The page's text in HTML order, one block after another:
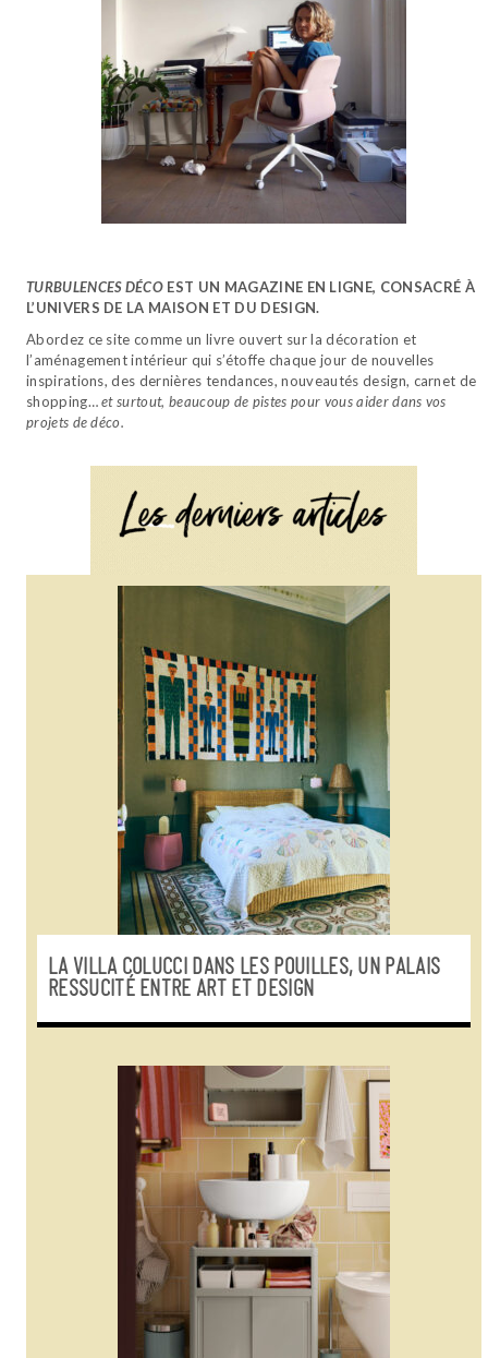
TURBULENCES DÉCO EST UN MAGAZINE EN LIGNE, CONSACRÉ À
L’UNIVERS DE LA MAISON ET DU DESIGN.
Abordez ce site comme un livre ouvert sur la décoration et
l’aménagement intérieur qui s’étoffe chaque jour de nouvelles
inspirations, des dernières tendances, nouveautés design, carnet de
shopping…et surtout, beaucoup de pistes pour vous aider dans vos
projets de déco.
LA VILLA COLUCCI DANS LES POUILLES, UN PALAIS
RESSUCITÉ ENTRE ART ET DESIGN